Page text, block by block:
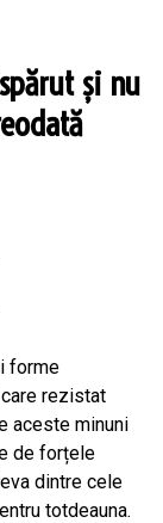
și nu
forme
rezistat
aceste minuni
de forțele
dintre cele
totdeauna.